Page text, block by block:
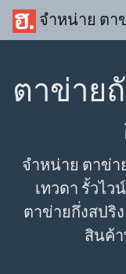
จำหน่าย ตา
ตาข่าย
จำหน่าย ตาข่
เทวดา รั้วไว
ตาข่ายกึ่งสปริ
สินค้